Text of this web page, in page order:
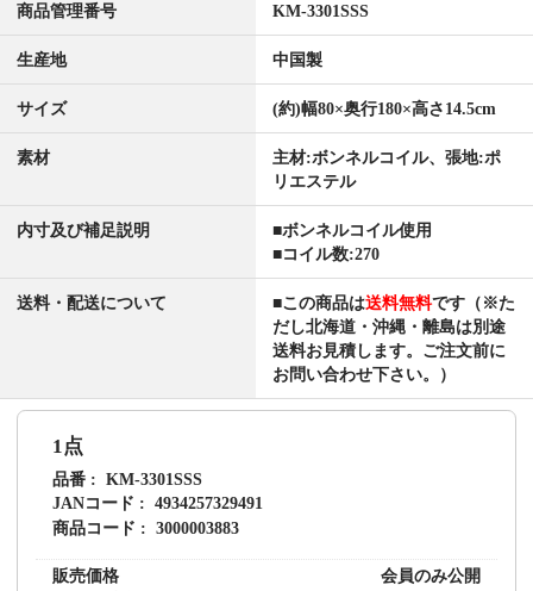
商品管理番号 KM-3301SSS
生産地 中国製
サイズ (約)幅80×奥行180×高さ14.5cm
素材
主材:ボンネルコイル、張地:ポ
リエステル
内寸及び補足説明
■ボンネルコイル使用
■コイル数:270
送料・配送について ■この商品は送料無料です（※た
だし北海道・沖縄・離島は別途
送料お見積します。ご注文前に
お問い合わせ下さい。）
1点
品番
KM-3301SSS
JANコード
4934257329491
商品コード
3000003883
販売価格 会員のみ公開